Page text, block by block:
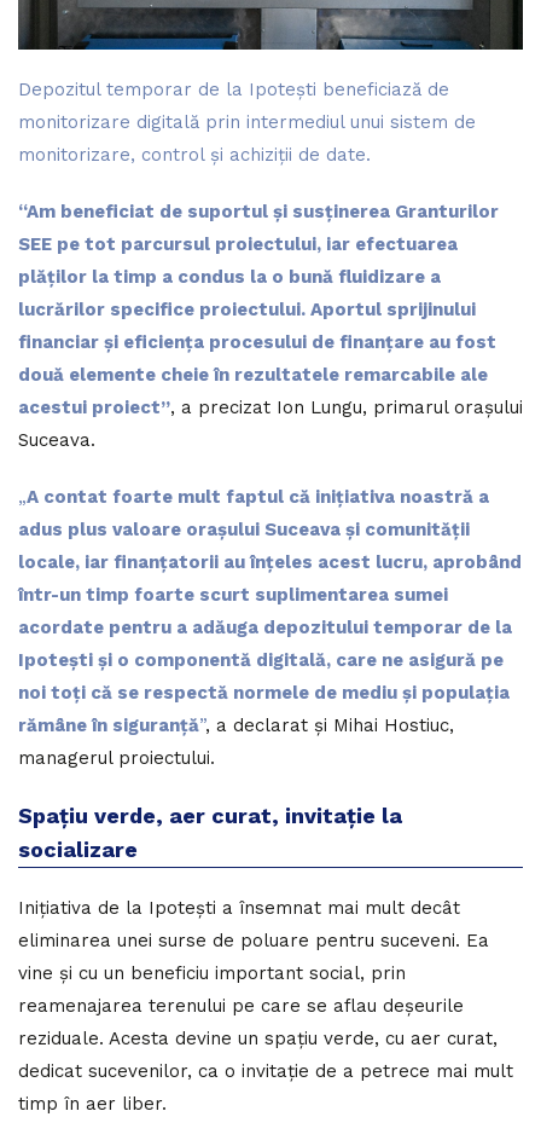
Depozitul temporar de la Ipotești beneficiază de
monitorizare digitală prin intermediul unui sistem de
monitorizare, control și achiziții de date.
“Am beneficiat de suportul și susținerea Granturilor
SEE pe tot parcursul proiectului, iar efectuarea
plăților la timp a condus la o bună fluidizare a
lucrărilor specifice proiectului. Aportul sprijinului
financiar și eficiența procesului de finanțare au fost
două elemente cheie în rezultatele remarcabile ale
acestui proiect”, a precizat Ion Lungu, primarul orașului
Suceava.
„A contat foarte mult faptul că inițiativa noastră a
adus plus valoare orașului Suceava și comunității
locale, iar finanțatorii au înțeles acest lucru, aprobând
într-un timp foarte scurt suplimentarea sumei
acordate pentru a adăuga depozitului temporar de la
Ipotești și o componentă digitală, care ne asigură pe
noi toți că se respectă normele de mediu și populația
rămâne în siguranță”, a declarat și Mihai Hostiuc,
managerul proiectului.
Spațiu verde, aer curat, invitație la
socializare
Inițiativa de la Ipotești a însemnat mai mult decât
eliminarea unei surse de poluare pentru suceveni. Ea
vine și cu un beneficiu important social, prin
reamenajarea terenului pe care se aflau deșeurile
reziduale. Acesta devine un spațiu verde, cu aer curat,
dedicat sucevenilor, ca o invitație de a petrece mai mult
timp în aer liber.